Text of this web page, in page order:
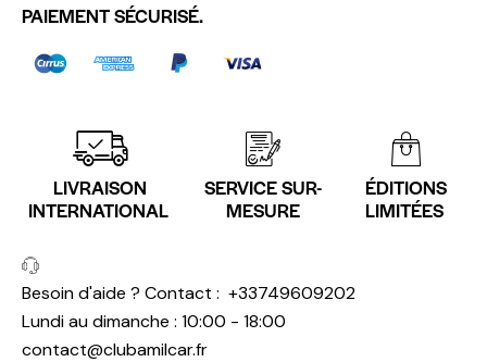
PAIEMENT SÉCURISÉ.
LIVRAISON
INTERNATIONAL
SERVICE SUR-
MESURE
ÉDITIONS
LIMITÉES
Besoin d'aide ? Contact : +33749609202
Lundi au dimanche : 10:00 - 18:00
contact@clubamilcar.fr